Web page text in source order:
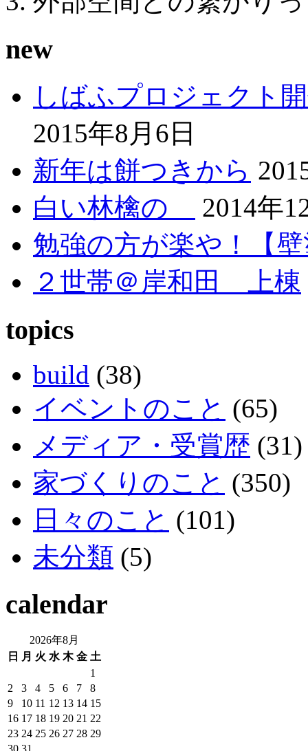
new
しばふプロジェクト
2015年8月6日
新年は餅つきから
白い林檎の
2014年
勉強の方が楽や！【
２世帯＠岸和田 上棟
topics
build (38)
イベントのこと (65)
メディア・受賞歴 (31)
家づくりのこと (350)
日々のこと (101)
未分類 (5)
calendar
2026年8月
日
月 火 水 木 金 土
1
2
3 4 5 6 7
8
9
10 11 12 13 14 15
16 17 18 19 20 21 22
23 24 25 26 27 28 29